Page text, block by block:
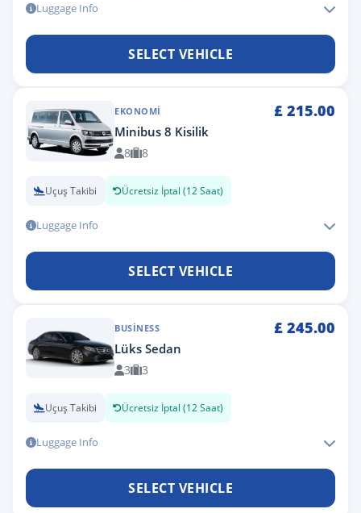
Luggage Info
SELECT VEHICLE
EKONOMI £ 215.00
Minibus 8 Kisilik
8 8
Uçuş Takibi Ücretsiz İptal (12 Saat)
Luggage Info
SELECT VEHICLE
BUSINESS £ 245.00
Lüks Sedan
3 3
Uçuş Takibi Ücretsiz İptal (12 Saat)
Luggage Info
SELECT VEHICLE